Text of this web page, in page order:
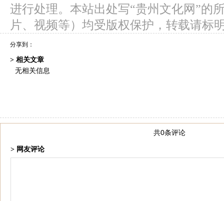
进行处理。本站出处写“贵州文化网”的
片、视频等）均受版权保护，转载请标
分享到：
> 相关文章
无相关信息
共0条评论
> 网友评论